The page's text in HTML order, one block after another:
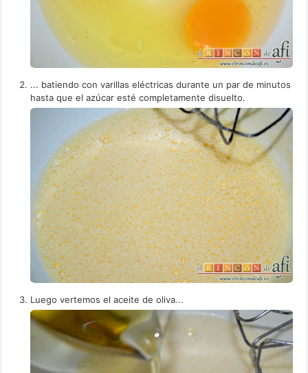
... batiendo con varillas eléctricas durante un par de minutos
hasta que el azúcar esté completamente disuelto.
Luego vertemos el aceite de oliva...